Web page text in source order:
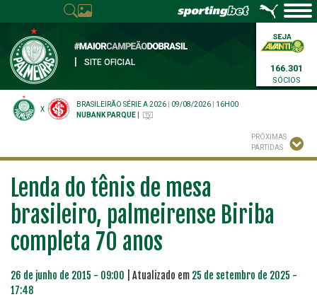
SITE OFICIAL
166.301
SÓCIOS
X
BRASILEIRÃO SÉRIE A 2026 09/08/2026
16H00
NUBANK PARQUE
PRÓXIMAS
PARTIDAS
Lenda do tênis de mesa
brasileiro, palmeirense Biriba
completa 70 anos
26 de junho de 2015 - 09:00 | Atualizado em 25 de setembro de 2025 -
17:48